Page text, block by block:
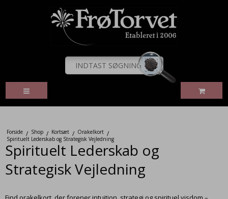
Forside / Shop / Kortsæt / Orakelkort /
Spirituelt Lederskab og Strategisk Vejledning
Spirituelt Lederskab og
Strategisk Vejledning